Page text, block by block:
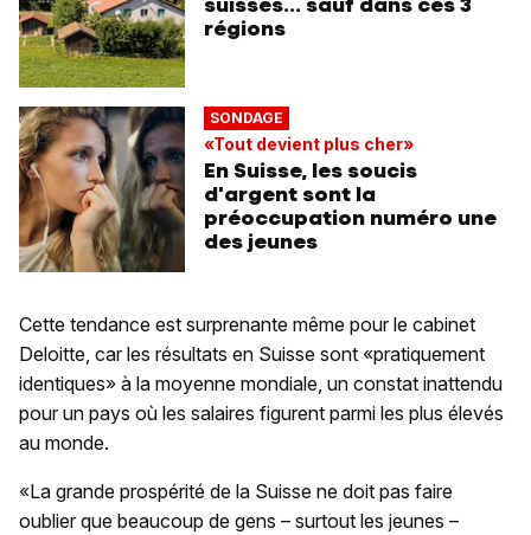
régions
SONDAGE
«Tout devient plus cher»
En Suisse, les soucis
d'argent sont la
préoccupation numéro une
des jeunes
Cette tendance est surprenante même pour le cabinet
Deloitte, car les résultats en Suisse sont «pratiquement
identiques» à la moyenne mondiale, un constat inattendu
pour un pays où les salaires figurent parmi les plus élevés
au monde.
«La grande prospérité de la Suisse ne doit pas faire
oublier que beaucoup de gens – surtout les jeunes –